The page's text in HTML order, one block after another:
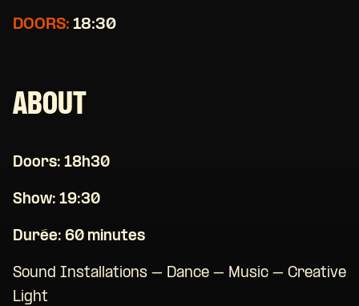
DOORS: 18:30
ABOUT
Doors: 18h30
Show: 19:30
Durée: 60 minutes
Sound Installations – Dance – Music – Creative
Light